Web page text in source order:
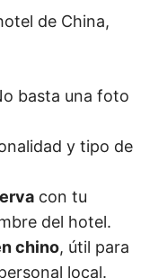
de China,
basta una foto
y tipo de
con tu
del hotel.
chino, útil para
local.